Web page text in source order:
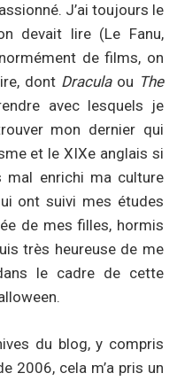
J’ai toujours le
devait lire (Le Fanu,
de films, on
dontDraculaou The
avec lesquels je
mon dernier qui
et le XIXe anglais si
mal enrichi ma culture
ont suivi mes études
de mes filles, hormis
très heureuse de me
le cadre de cette
du blog, y compris
2006, cela m’a pris un